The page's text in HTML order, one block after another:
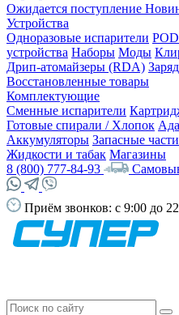
Ожидается поступление
Устройства
Одноразовые испарители
устройства Наборы Моды
Дрип-атомайзеры (RDA)
Восстановленные товары
Комплектующие
Сменные испарители
Готовые спирали / Хлопок
Аккумуляторы Запасные части
Жидкости и табак Магазины
8 (800) 777-84-93
Приём звонков: с 9:00 до